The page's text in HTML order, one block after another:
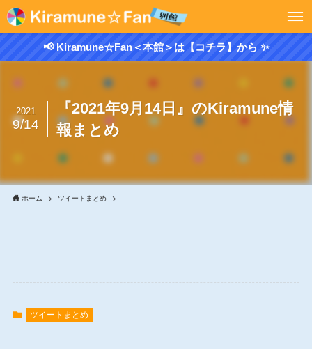
📢 Kiramune☆Fan＜本館＞は【コチラ】から ✨
『2021年9月14日』のKiramune情
報まとめ
2021
9/14
ホーム ツイートまとめ
ツイートまとめ